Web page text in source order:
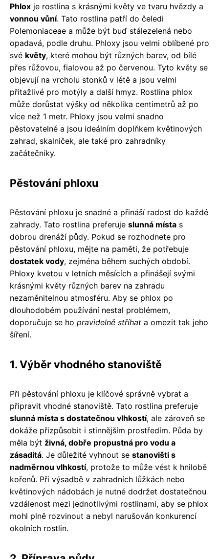
Phlox je rostlina s krásnými květy ve tvaru hvězdy a
vonnou vůní. Tato rostlina patří do čeledi
Polemoniaceae a může být buď stálezelená nebo
opadavá, podle druhu. Phloxy jsou velmi oblíbené pro
své květy, které mohou být různých barev, od bílé
přes růžovou, fialovou až po červenou. Tyto květy se
objevují na vrcholu stonků v létě a jsou velmi
přitažlivé pro motýly a další hmyz. Rostlina phlox
může dorůstat výšky od několika centimetrů až po
více než 1 metr. Phloxy jsou velmi snadno
pěstovatelné a jsou ideálním doplňkem květinových
zahrad, skalniček, ale také pro zahradníky
začátečníky.
Pěstování phloxu
Pěstování phloxu je snadné a přináší radost do každé
zahrady. Tato rostlina preferuje slunná místa s
dobrou drenáží půdy. Pokud se rozhodnete pro
pěstování phloxu, mějte na paměti, že potřebuje
dostatek vody, zejména během suchých období.
Phloxy kvetou v letních měsících a přinášejí svými
krásnými květy různých barev na zahradu
nezaměnitelnou atmosféru. Aby se phlox po
dlouhodobém používání nestal problémem,
doporučuje se ho pravidelně stříhat a omezit tak jeho
šíření.
1. Výběr vhodného stanoviště
Při pěstování phloxu je klíčové správně vybrat a
připravit vhodné stanoviště. Tato rostlina preferuje
slunná místa s dostatečnou vlhkostí, ale zároveň se
dokáže přizpůsobit i stinnějším prostředím. Půda by
měla být živná, dobře propustná pro vodu a
zásaditá. Je důležité vyhnout se stanovišti s
nadměrnou vlhkostí, protože to může vést k hnilobě
kořenů. Při výsadbě v zahradních lůžkách nebo
květinových nádobách je nutné dodržet dostatečnou
vzdálenost mezi jednotlivými rostlinami, aby se phlox
mohl plně rozvinout a nebyl narušován konkurencí
okolních rostlin.